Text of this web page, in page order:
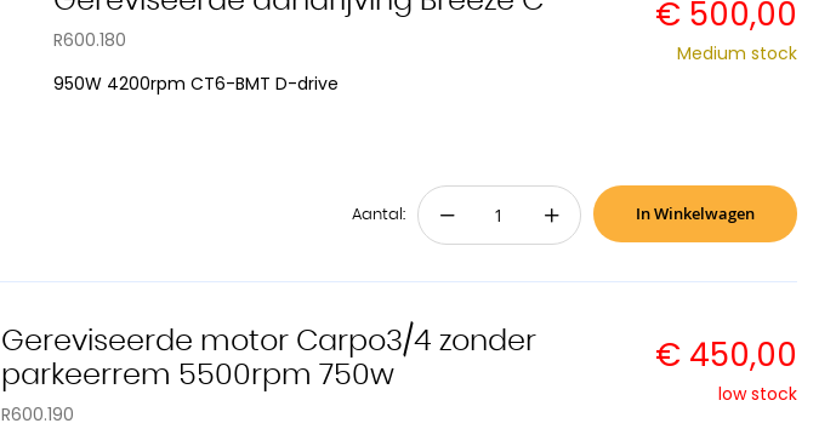
R600.180
950W 4200rpm CT6-BMT D-drive
€ 500,00
Medium stock
Aantal: − + In Winkelwagen
Gereviseerde motor Carpo3/4 zonder
parkeerrem 5500rpm 750w
R600.190
€ 450,00
low stock